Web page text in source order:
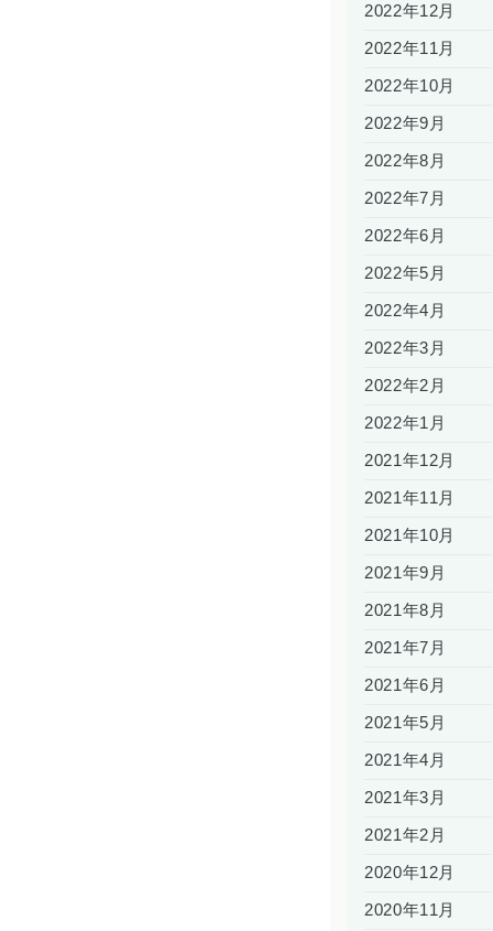
2022年12月
2022年11月
2022年10月
2022年9月
2022年8月
2022年7月
2022年6月
2022年5月
2022年4月
2022年3月
2022年2月
2022年1月
2021年12月
2021年11月
2021年10月
2021年9月
2021年8月
2021年7月
2021年6月
2021年5月
2021年4月
2021年3月
2021年2月
2020年12月
2020年11月